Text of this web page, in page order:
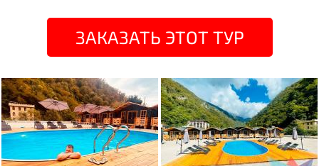
ЗАКАЗАТЬ ЭТОТ ТУР